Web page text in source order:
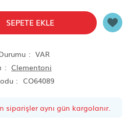
SEPETE EKLE
VAR
Clementoni
CO64089
siparişler aynı gün kargolanır.